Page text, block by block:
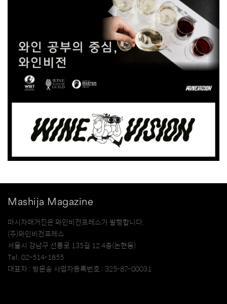
Mashija Magazine
마시자매거진은 와인비전프레스가 발행합니다.
(주)와인비전프레스
서울시 강남구 선릉로 135길 12 4층(논현동)
Tel. 02-514-1855
대표자 : 방문송 사업자등록번호 : 325-87-00031